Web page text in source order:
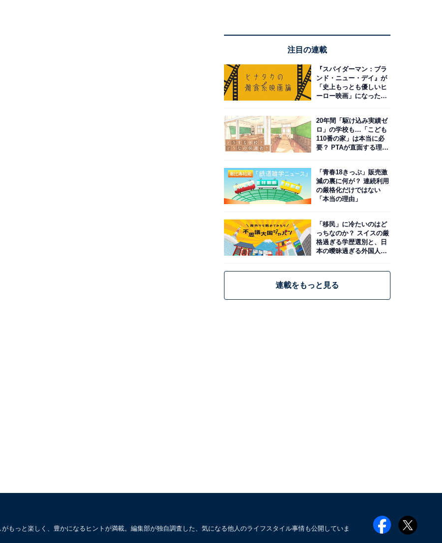
注目の連載
『スパイダーマン：ブラ
ンド・ニュー・デイ』が
「史上もっとも優しいヒ
ーロー映画」になった理
20年間「駆け込み実績ゼ
ロ」の学校も…「こども
110番の家」は本当に必
要？ PTAが直面する理想
「青春18きっぷ」販売激
減の裏に何が？ 連続利用
の厳格化だけではない
「本当の理由」
「移民」に冷たいのはど
っちなのか？ スイスの厳
格過ぎる学歴選別と、日
本の曖昧過ぎる外国人政
連載をもっと見る
もっと楽しく、豊かになるヒントが満載。編集部が独自調査した、気になる他人のライフスタイル事情も公開していま